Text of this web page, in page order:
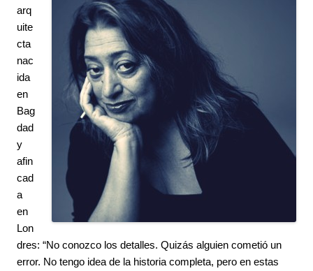
arq
uite
cta
nac
ida
en
Bag
dad
y
afin
cad
a
en
Lon
dres: “No conozco los detalles. Quizás alguien cometió un
error. No tengo idea de la historia completa, pero en estas